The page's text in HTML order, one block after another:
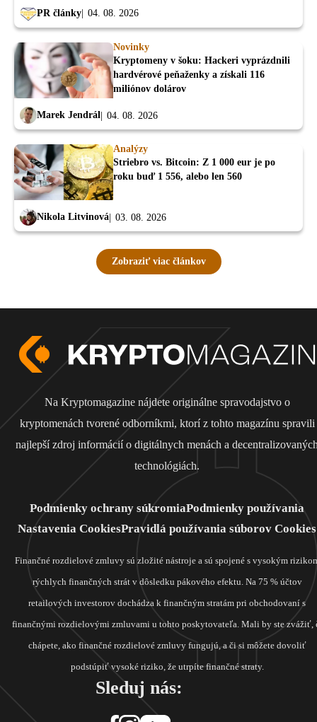
PR články 04. 08. 2026
Novinky
Kryptomeny v šoku: Hackeri vyprázdnili
hardvérové peňaženky a získali 116
miliónov dolárov
Marek Jendrál 04. 08. 2026
Analýzy
Striebro vs. Bitcoin: Z 1 000 eur je po
roku buď 1 556, alebo len 560
Nikola Litvinová 03. 08. 2026
Zobraziť viac článkov
Na Kryptomagazine nájdete originálne spravodajstvo o
kryptomenách tvorené odborníkmi, ktorí z tohto magazínu spravili
najlepší zdroj informácií o digitálnych menách a
technológiách.
Podmienky ochrany súkromiaPodmienky používania
Nastavenia CookiesPravidlá používania súborov Cookies
Finančné rozdielové zmluvy sú zložité nástroje a sú spojené s vysokým
rýchlych finančných strát v dôsledku pákového efektu. Na 75 % účtov
retailových investorov dochádza k finančným stratám pri obchodovaní s
finančnými rozdielovými zmluvami u tohto poskytovateľa. Mali by ste zvážiť,
chápete, ako finančné rozdielové zmluvy fungujú, a či si môžete dovoliť
podstúpiť vysoké riziko, že utrpíte finančné straty.
Sleduj nás: